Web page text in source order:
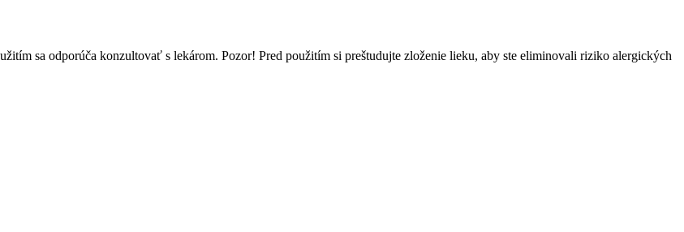
sa odporúča konzultovať s lekárom. Pozor! Pred použitím si preštudujte zloženie lieku, aby ste eliminovali riziko alergických